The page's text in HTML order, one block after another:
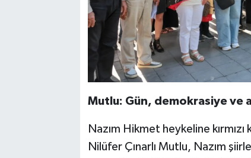
Mutlu: Gün, demokrasiye ve
Nazım Hikmet heykeline
Nilüfer Çınarlı Mutlu, Nazım